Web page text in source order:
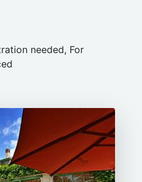
needed, For